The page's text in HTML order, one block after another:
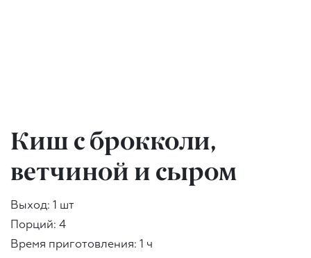
Киш с брокколи,
ветчиной и сыром
Выход: 1 шт
Порций: 4
Время приготовления: 1 ч